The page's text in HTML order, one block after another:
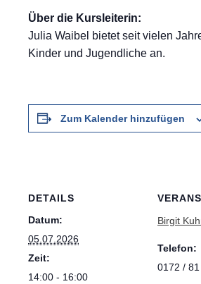
Über die Kursleiterin:
Julia Waibel bietet seit vielen
Kinder und Jugendliche an.
Zum Kalender hinzufügen
DETAILS
Datum:
05.07.2026
Zeit:
14:00 - 16:00
Birgit
Telefon:
0172 /